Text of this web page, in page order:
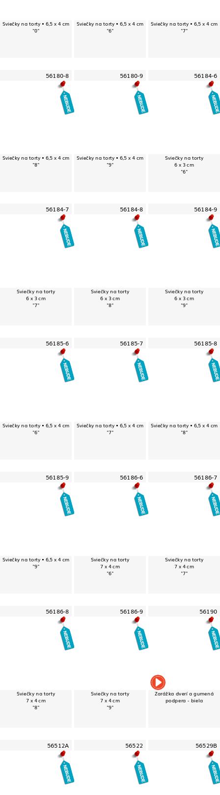
Sviečky na torty • 6,5 x 4 cm
"0"
Sviečky na torty • 6,5 x 4 cm
"6"
Sviečky na torty • 6,5 x 4 cm
"7"
56180-8
Sviečky na torty • 6,5 x 4 cm
"8"
56180-9
Sviečky na torty • 6,5 x 4 cm
"9"
56184-6
Sviečky na torty
6 x 3 cm
"6"
56184-7
Sviečky na torty
6 x 3 cm
"7"
56184-8
Sviečky na torty
6 x 3 cm
"8"
56184-9
Sviečky na torty
6 x 3 cm
"9"
56185-6
Sviečky na torty • 6,5 x 4 cm
"6"
56185-7
Sviečky na torty • 6,5 x 4 cm
"7"
56185-8
Sviečky na torty • 6,5 x 4 cm
"8"
56185-9
Sviečky na torty • 6,5 x 4 cm
"9"
56186-6
Sviečky na torty
7 x 4 cm
"6"
56186-7
Sviečky na torty
7 x 4 cm
"7"
56186-8
Sviečky na torty
7 x 4 cm
"8"
56186-9
Sviečky na torty
7 x 4 cm
"9"
56190
Zarážka dverí a gumená
podpera - biela
56512A 56522 56529B